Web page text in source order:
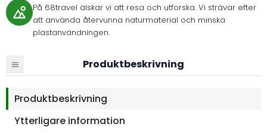
På 68travel älskar vi att resa och utforska. Vi strävar efter
att använda återvunna naturmaterial och minska
plastanvändningen.
Produktbeskrivning
Produktbeskrivning
Ytterligare information